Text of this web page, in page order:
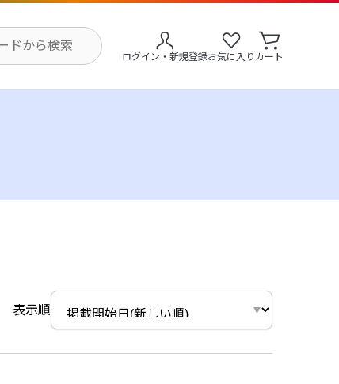
ログイン・新規登録お気に入り カート
表示順